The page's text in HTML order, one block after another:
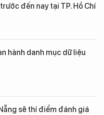
đến nay tại TP. Hồ Chí
hành danh mục dữ liệu
sẽ thí điểm đánh giá